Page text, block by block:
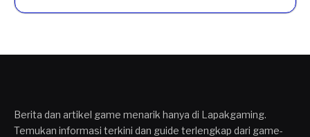
Berita dan artikel game menarik hanya di Lapakgaming.
Temukan informasi terkini dan guide terlengkap dari game-